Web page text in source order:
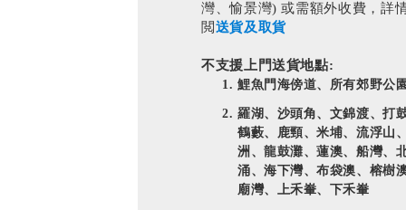
灣、愉景灣) 或需額外收費，詳
閲送貨及取貨
不支援上門送貨地點:
鯉魚門海傍道、所有郊野公園
羅湖、沙頭角、文錦渡、打鼓
鶴藪、鹿頸、米埔、流浮山
洲、龍鼓灘、蓮澳、船灣、
涌、海下灣、布袋澳、榕樹
廟灣、上禾輋、下禾輋